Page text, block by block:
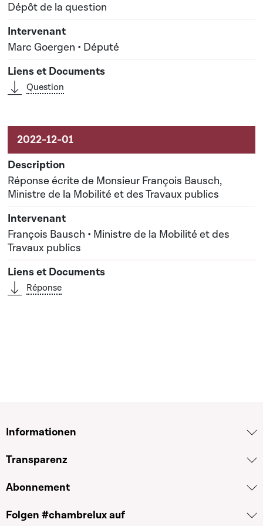
Dépôt de la question
Marc Goergen • Député
Question
Réponse écrite de Monsieur François Bausch,
Ministre de la Mobilité et des Travaux publics
François Bausch • Ministre de la Mobilité et des
Travaux publics
Réponse
Informationen
Transparenz
Abonnement
Folgen #chambrelux auf